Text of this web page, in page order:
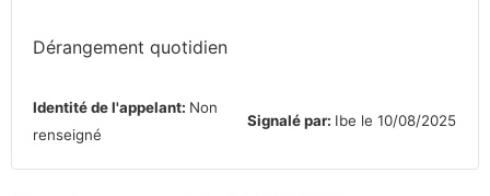
Dérangement quotidien
Identité de l'appelant: Non
renseigné
Signalé par: Ibe le 10/08/2025